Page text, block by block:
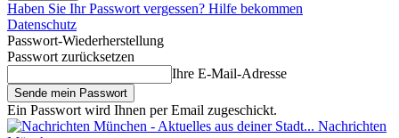
Haben Sie Ihr Passwort vergessen? Hilfe bekommen
Datenschutz
Passwort-Wiederherstellung
Passwort zurücksetzen
Ihre E-Mail-Adresse
Ein Passwort wird Ihnen per Email zugeschickt.
Nachrichten